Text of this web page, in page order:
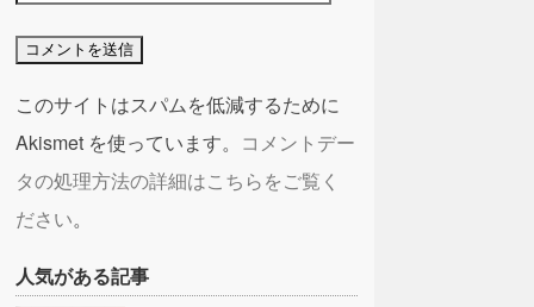
このサイトはスパムを低減するために
Akismet を使っています。 コメントデー
タの処理方法の詳細はこちらをご覧く
ださい。
人気がある記事